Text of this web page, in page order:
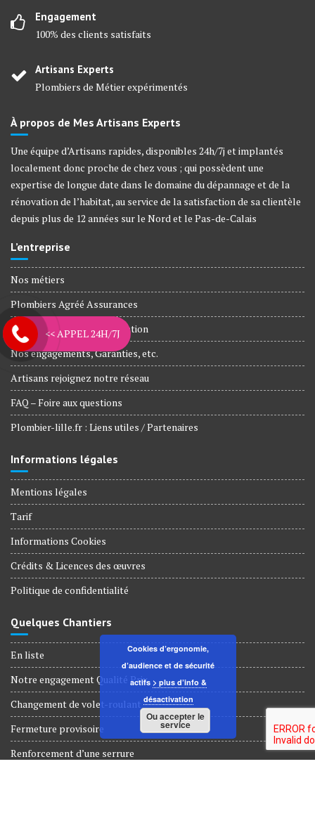
Engagement
100% des clients satisfaits
Artisans Experts
Plombiers de Métier expérimentés
À propos de Mes Artisans Experts
Une équipe d’Artisans rapides, disponibles 24h/7j et implantés
localement donc proche de chez vous ; qui possèdent une
expertise de longue date dans le domaine du dépannage et de la
rénovation de l’habitat, au service de la satisfaction de sa clientèle
depuis plus de 12 années sur le Nord et le Pas-de-Calais
L’entreprise
Nos métiers
Plombiers Agréé Assurances
Agences et Zone d’intervention
Nos engagements, Garanties, etc.
Artisans rejoignez notre réseau
FAQ – Foire aux questions
Plombier-lille.fr : Liens utiles / Partenaires
Informations légales
Mentions légales
Tarif
Informations Cookies
Crédits & Licences des œuvres
Politique de confidentialité
Quelques Chantiers
En liste
Notre engagement Qualité Prix
Changement de volet-roulant
Fermeture provisoire
Renforcement d’une serrure
<< APPEL 24H/7J
Cookies d’ergonomie,
d’audience et de sécurité
actifs > plus d’info &
désactivation
Ou accepter le
service